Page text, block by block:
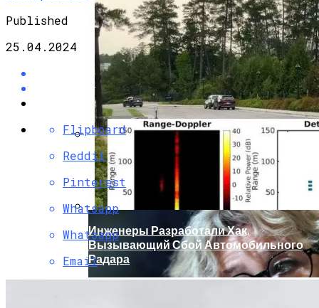
Кто Из Знаменитостей Умер В 2023 Году:
Юдашкин, Колесников, Чурикова,
Зайцев И Другие – От Чего Скончались
Инженеры Разработали Хак,
Вызывающий Сбой Автомобильного
Радара
Published
25.04.2024
Flipboard
Reddit
Pinterest
Whatsapp
Whatsapp
Email